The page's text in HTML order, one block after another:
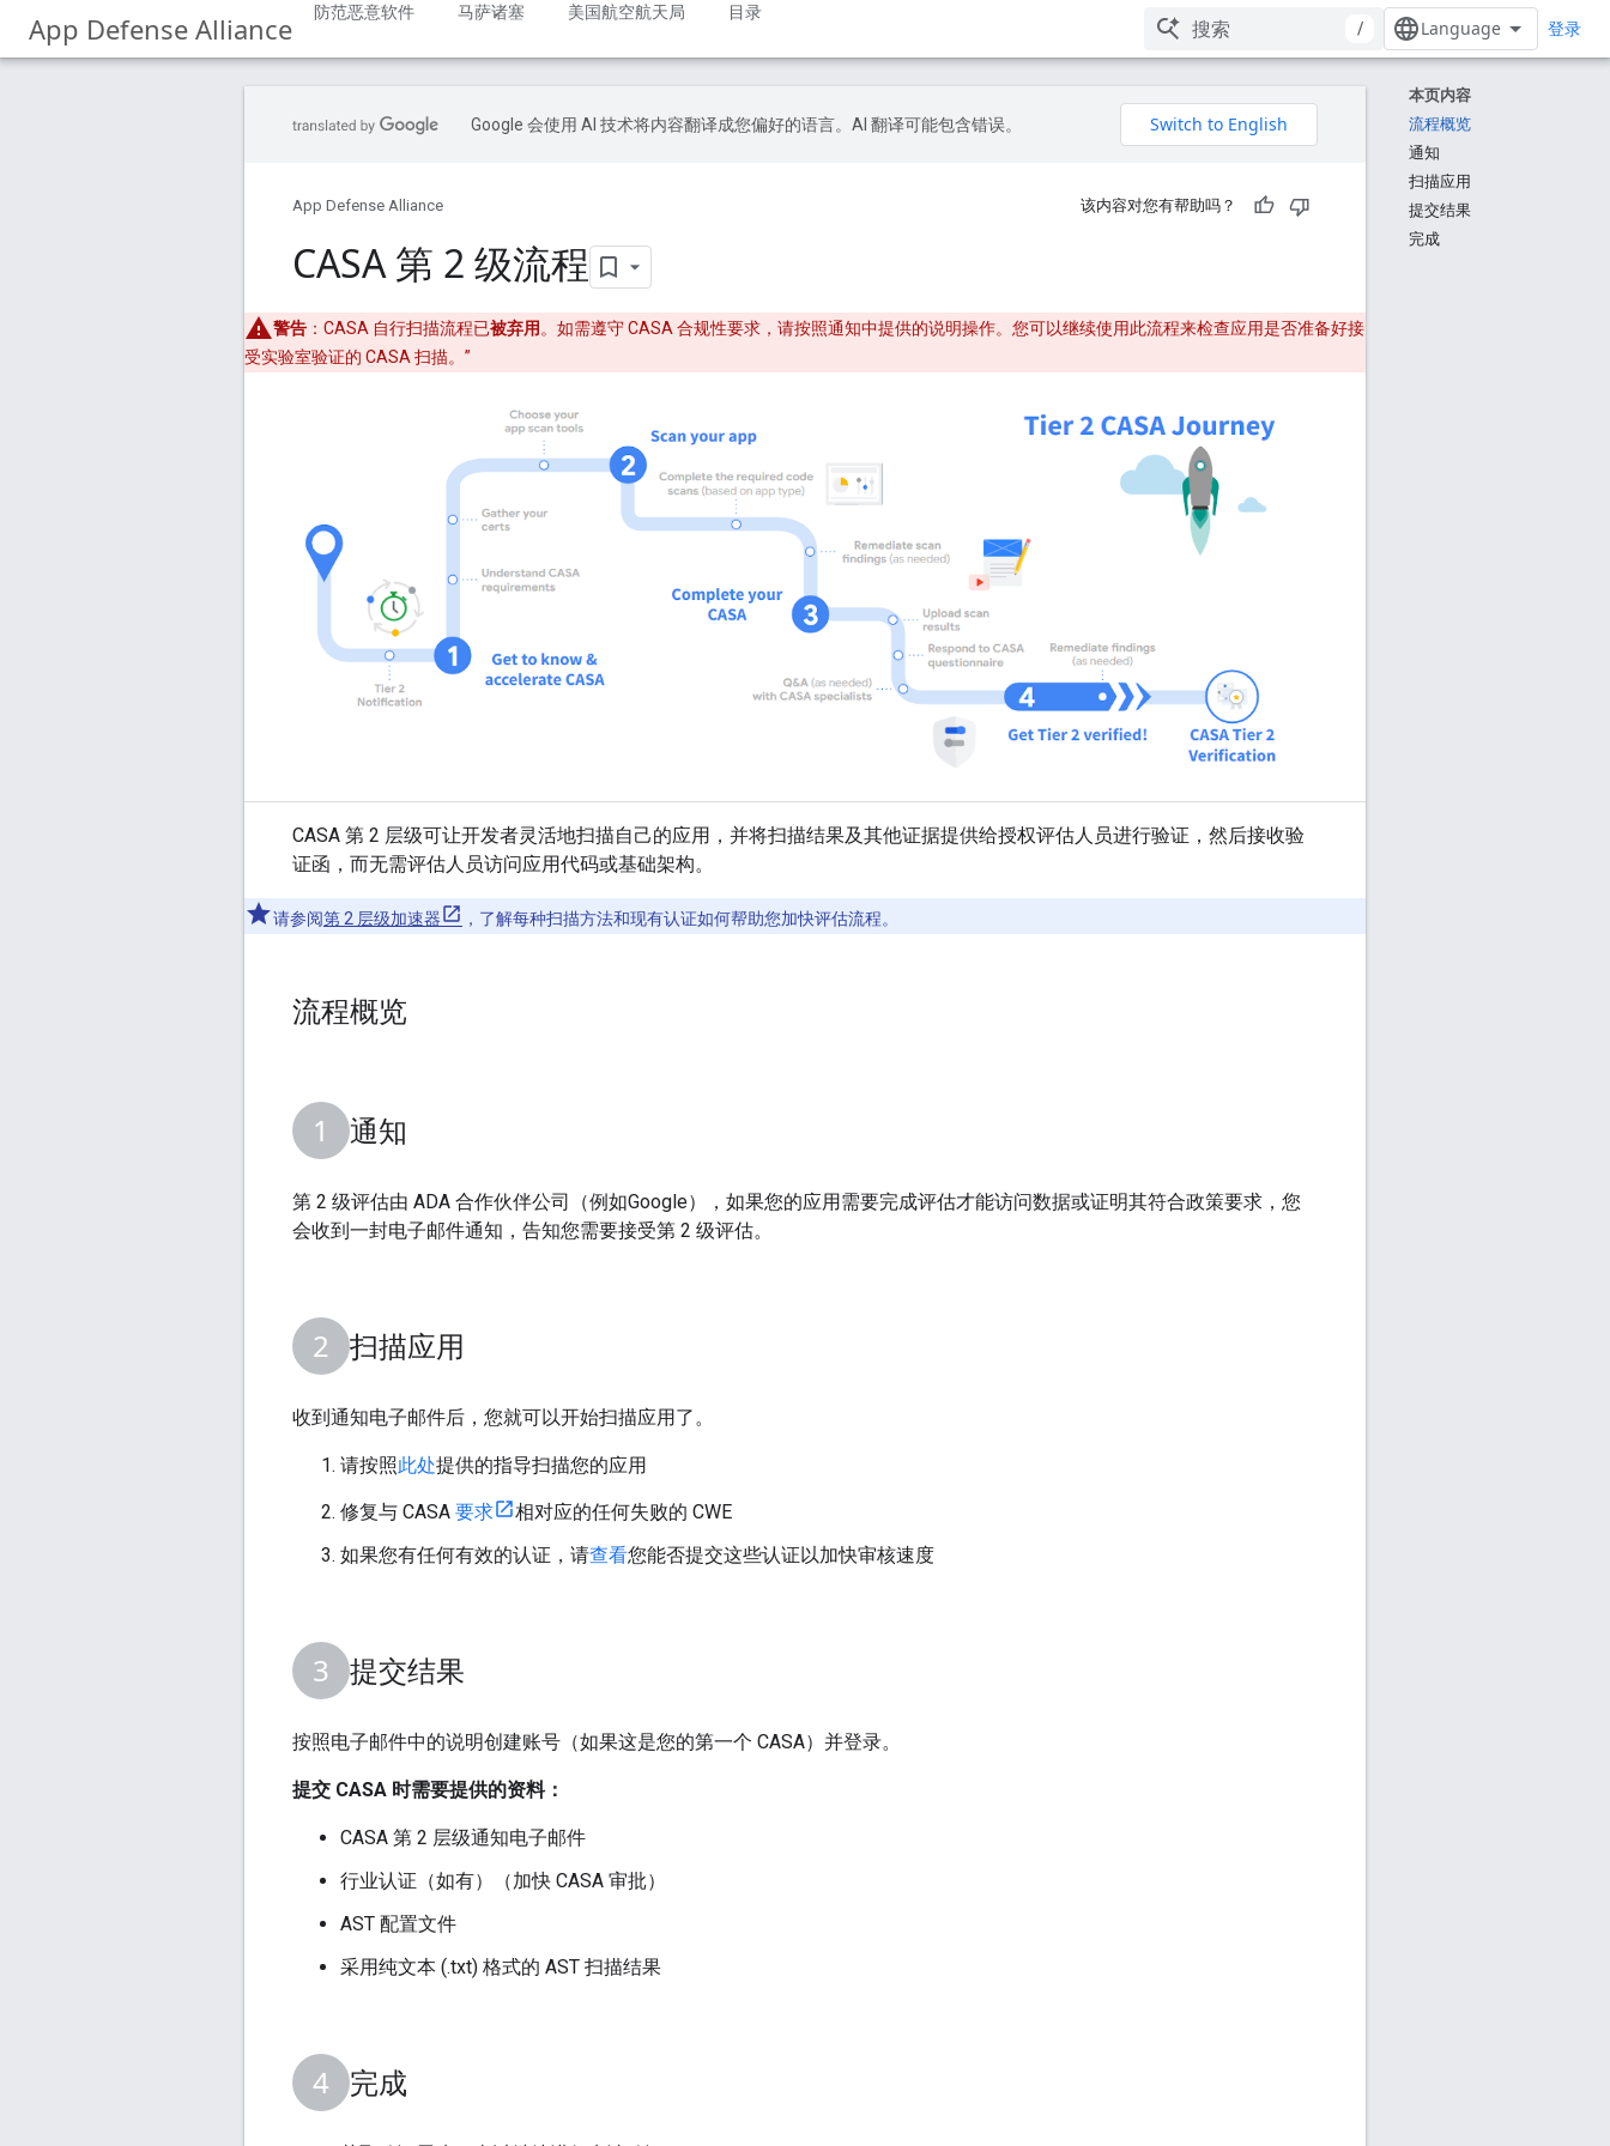
App Defense Alliance 防范恶意软件 马萨诸塞 美国航空航天局 目录
/ 登录
本页内容
流程概览
通知
扫描应用
提交结果
完成
Google 会使用 AI 技术将内容翻译成您偏好的语言。AI 翻译可能包含错误。
App Defense Alliance 该内容对您有帮助吗？
CASA 第 2 级流程
警告 ：CASA 自行扫描流程已被弃用。如需遵守 CASA 合规性要求，请按照通知中提供的说明操作。您可以继续使用此流程来检查应用是否准备好接
受实验室验证的 CASA 扫描。”
CASA 第 2 层级可让开发者灵活地扫描自己的应用，并将扫描结果及其他证据提供给授权评估人员进行验证，然后接收验
证函，而无需评估人员访问应用代码或基础架构。
请参阅第 2 层级加速器 ，了解每种扫描方法和现有认证如何帮助您加快评估流程。
流程概览
通知
第 2 级评估由 ADA 合作伙伴公司（例如Google），如果您的应用需要完成评估才能访问数据或证明其符合政策要求，您
会收到一封电子邮件通知，告知您需要接受第 2 级评估。
扫描应用
收到通知电子邮件后，您就可以开始扫描应用了。
请按照此处提供的指导扫描您的应用
修复与 CASA 要求
相对应的任何失败的 CWE
如果您有任何有效的认证，请查看您能否提交这些认证以加快审核速度
提交结果
按照电子邮件中的说明创建账号（如果这是您的第一个 CASA）并登录。
提交 CASA 时需要提供的资料：
CASA 第 2 层级通知电子邮件
行业认证（如有）（加快 CASA 审批）
AST 配置文件
采用纯文本 (.txt) 格式的 AST 扫描结果
完成